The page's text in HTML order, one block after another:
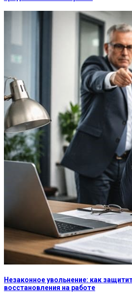
Незаконное увольнение: как
восстановления на работе